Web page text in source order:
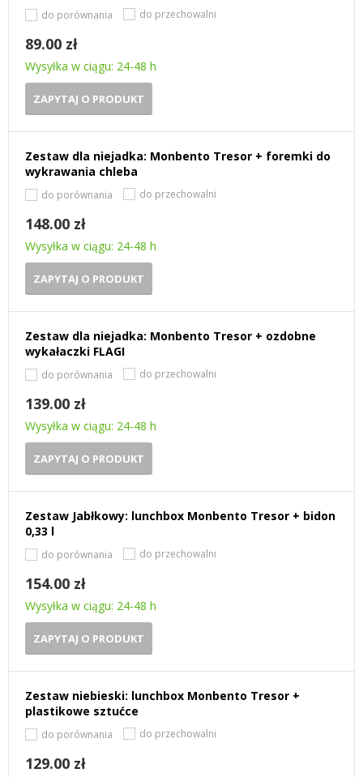
do porównania do przechowalni
89.00 zł
Wysyłka w ciągu: 24-48 h
ZAPYTAJ O PRODUKT
Zestaw dla niejadka: Monbento Tresor + foremki do
wykrawania chleba
do porównania do przechowalni
148.00 zł
Wysyłka w ciągu: 24-48 h
ZAPYTAJ O PRODUKT
Zestaw dla niejadka: Monbento Tresor + ozdobne
wykałaczki FLAGI
do porównania do przechowalni
139.00 zł
Wysyłka w ciągu: 24-48 h
ZAPYTAJ O PRODUKT
Zestaw Jabłkowy: lunchbox Monbento Tresor + bidon
0,33 l
do porównania do przechowalni
154.00 zł
Wysyłka w ciągu: 24-48 h
ZAPYTAJ O PRODUKT
Zestaw niebieski: lunchbox Monbento Tresor +
plastikowe sztućce
do porównania do przechowalni
129.00 zł